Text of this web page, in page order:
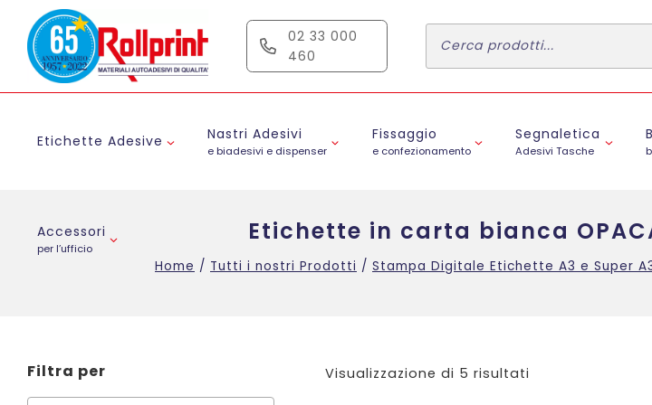
contenuto
02 33 000
460
Ricerca
prodotti
Etichette Adesive Nastri Adesivi
e biadesivi e dispenser
Fissaggio
e confezionamento
Segnaletica
Adesivi Tasche
Accessori
per l’ufficio
Etichette in carta bianca
Home / Tutti i nostri Prodotti / Stampa Digitale Etichette A3 e Super
Visualizzazione di 5 risultati
Filtra per